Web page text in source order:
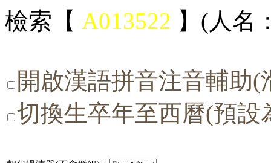
檢索【 A013522 】(人名
開啟漢語拼音注音輔助
切換生卒年至西曆(預設